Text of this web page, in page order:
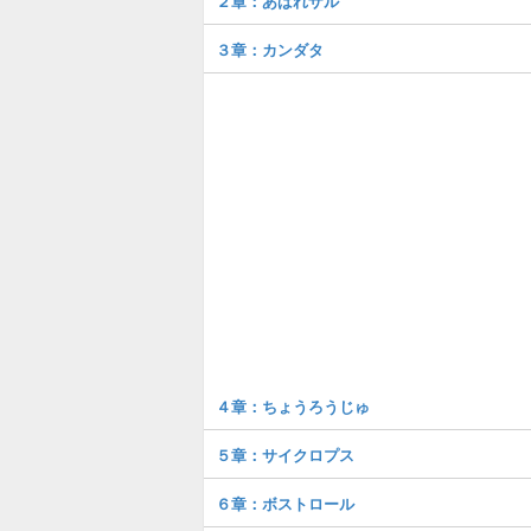
３章：カンダタ
４章：ちょうろうじゅ
５章：サイクロプス
６章：ボストロール